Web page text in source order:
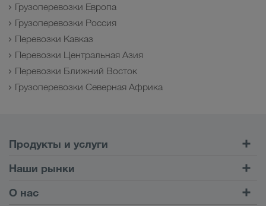
Грузоперевозки Европа
Грузоперевозки Россия
Перевозки Кавказ
Перевозки Центральная Азия
Перевозки Ближний Восток
Грузоперевозки Северная Африка
Продукты и услуги
Клиентский портал CONNECT
Наши рынки
Европа
О нас